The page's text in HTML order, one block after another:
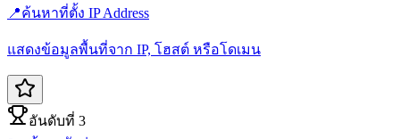
📍ค้นหาที่ตั้ง IP Address
แสดงข้อมูลพื้นที่จาก IP, โฮสต์ หรือโดเมน
อันดับที่ 3